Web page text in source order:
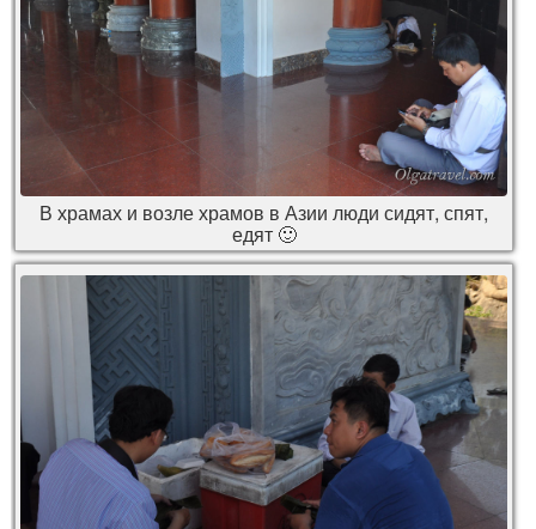
В храмах и возле храмов в Азии люди сидят, спят,
едят 🙂